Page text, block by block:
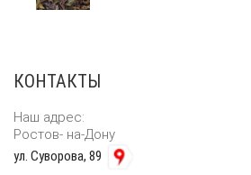
КОНТАКТЫ
Наш адрес:
Ростов- на-Дону
ул. Суворова, 89